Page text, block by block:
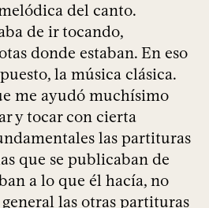
del canto.
de ir tocando,
donde estaban. En eso
la música clásica.
me ayudó muchísimo
y tocar con cierta
las partituras
que se publicaban de
a lo que él hacía, no
las otras partituras